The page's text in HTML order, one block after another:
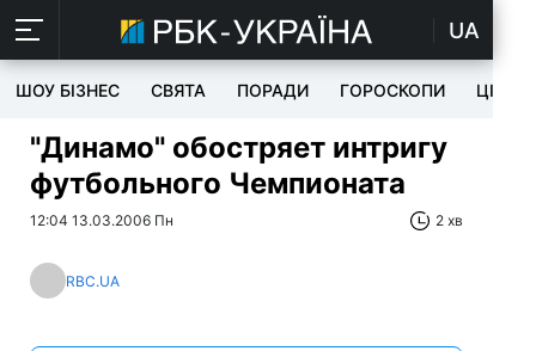
UA
ШОУ БІЗНЕС СВЯТА ПОРАДИ ГОРОСКОПИ ЦІКАВЕ
"Динамо" обостряет интригу
футбольного Чемпионата
12:04 13.03.2006 Пн 2 хв
RBC.UA